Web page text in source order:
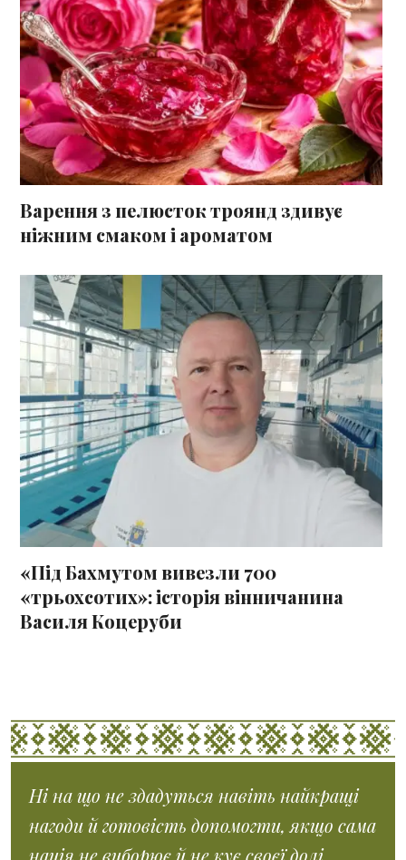
Варення з пелюсток троянд здивує
ніжним смаком і ароматом
«Під Бахмутом вивезли 700
«трьохсотих»: історія вінничанина
Василя Коцеруби
Ні на що не здадуться навіть найкращі
нагоди й готовість допомогти, якщо сама
нація не виборює й не кує своєї долі